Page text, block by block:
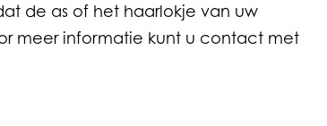
de as of het haarlokje van uw
meer informatie kunt u contact met